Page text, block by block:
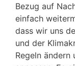
Bezug auf
einfach
dass wir uns
und der
Regeln ändern